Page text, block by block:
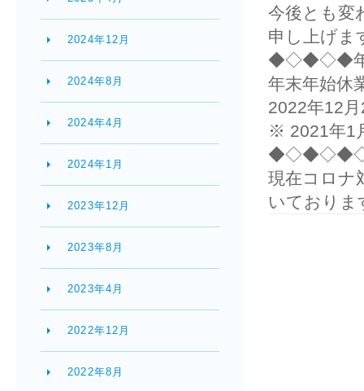
今後とも変
申し上げま
◆◇◆◇◆年
年末年始休
2022年12
※ 2021年1
現在コロナ
いておりま
2024年12月
2024年8月
2024年4月
2024年1月
2023年12月
2023年8月
2023年4月
2022年12月
2022年8月